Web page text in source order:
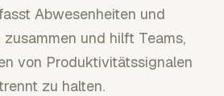
Abwesenheiten und
und hilft Teams,
von Produktivitätssignalen
zu halten.